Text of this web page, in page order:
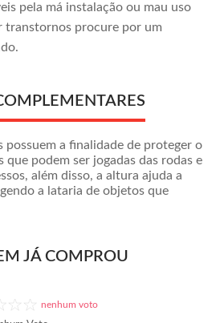
pela má instalação ou mau uso
transtornos procure por um
possuem a finalidade de proteger o
podem ser jogadas das rodas e
além disso, a altura ajuda a
a lataria de objetos que
JÁ COMPROU
nenhum voto